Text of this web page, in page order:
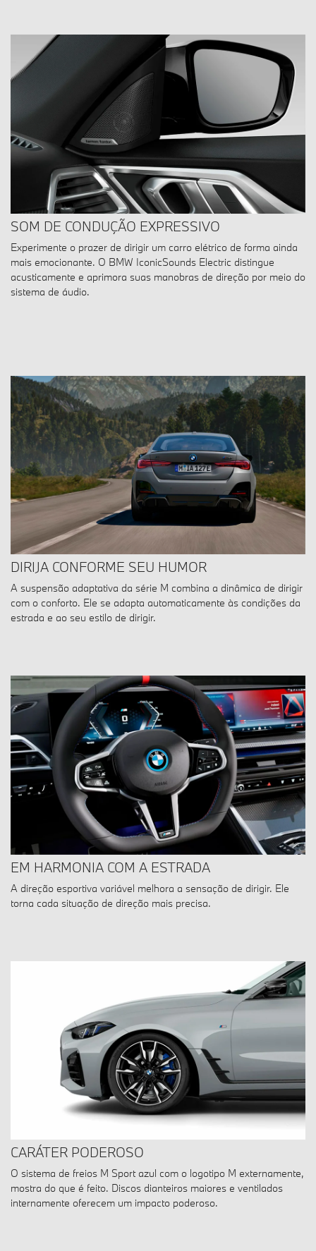
SOM DE CONDUÇÃO EXPRESSIVO
Experimente o prazer de dirigir um carro elétrico de forma ainda
mais emocionante. O BMW IconicSounds Electric distingue
acusticamente e aprimora suas manobras de direção por meio do
sistema de áudio.
DIRIJA CONFORME SEU HUMOR
A suspensão adaptativa da série M combina a dinâmica de dirigir
com o conforto. Ele se adapta automaticamente às condições da
estrada e ao seu estilo de dirigir.
EM HARMONIA COM A ESTRADA
A direção esportiva variável melhora a sensação de dirigir. Ele
torna cada situação de direção mais precisa.
CARÁTER PODEROSO
O sistema de freios M Sport azul com o logotipo M externamente,
mostra do que é feito. Discos dianteiros maiores e ventilados
internamente oferecem um impacto poderoso.